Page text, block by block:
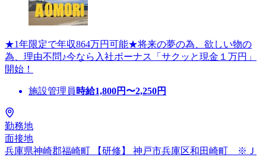
★1年限定で年収864万円可能★将来の夢の為、欲しい物の
為、理由不問♪今なら入社ボーナス「サクッと現金１万円」
開始！
施設管理員 時給1,800円〜2,250円
勤務地
面接地
兵庫県神崎郡福崎町 【研修】 神戸市兵庫区和田崎町 ※Ｊ